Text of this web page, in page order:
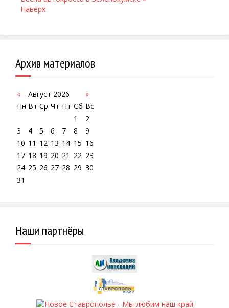
Наверх
Архив материалов
« Август 2026
»
Пн Вт Ср Чт Пт Сб Вс
1
2
3
4 5 6 7 8
9
10 11 12 13 14 15 16
17 18 19 20 21 22 23
24 25 26 27 28 29 30
31
Наши партнёры